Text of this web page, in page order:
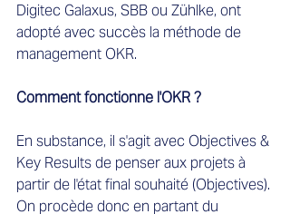
Digitec Galaxus, SBB ou Zühlke, ont
adopté avec succès la méthode de
management OKR.
Comment fonctionne l'OKR ?
En substance, il s'agit avec Objectives &
Key Results de penser aux projets à
partir de l'état final souhaité (Objectives).
On procède donc en partant du